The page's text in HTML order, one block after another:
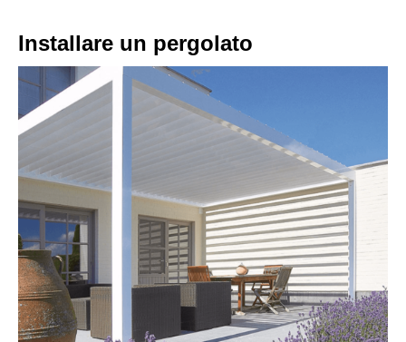
Installare un pergolato